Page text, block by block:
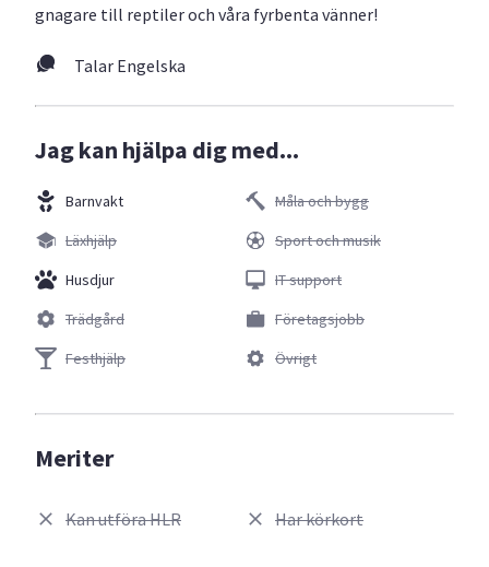
gnagare till reptiler och våra fyrbenta vänner!
Talar Engelska
Jag kan hjälpa dig med...
Barnvakt
Läxhjälp
Husdjur
Trädgård
Festhjälp
Måla och bygg
Sport och musik
IT support
Företagsjobb
Övrigt
Meriter
Kan utföra HLR Har körkort